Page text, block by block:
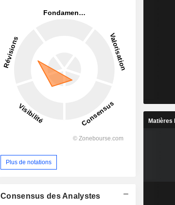
Plus de notations
Consensus des Analystes
Matières